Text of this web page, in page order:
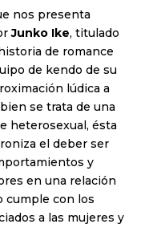
nos presenta
Junko Ike, titulado
de romance
de kendo de su
lúdica a
se trata de una
heterosexual, ésta
el deber ser
y
en una relación
cumple con los
a las mujeres y